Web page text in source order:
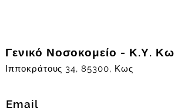
Γενικό Νοσοκομείο - Κ.Υ. Κω
Ιπποκράτους 34, 85300, Κως
Email